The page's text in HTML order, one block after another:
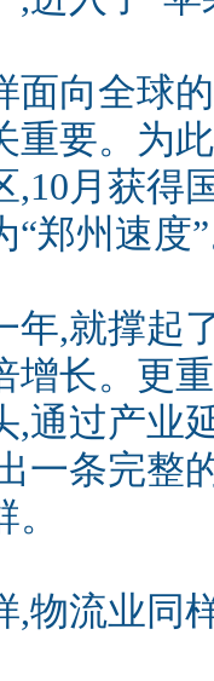
向全球的
重要。为
,10月获得
“郑州速度
,就撑起
增长。更
,通过产业
一条完整
流业同